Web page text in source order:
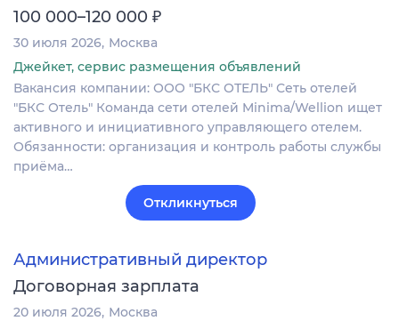
100 000–120 000 ₽
30 июля 2026 Москва
Джейкет, сервис размещения объявлений
Вакансия компании: ООО "БКС ОТЕЛЬ" Сеть отелей
"БКС Отель" Команда сети отелей Minima/Wellion ищет
активного и инициативного управляющего отелем.
Обязанности: организация и контроль работы службы
приёма…
Откликнуться
Административный директор
Договорная зарплата
20 июля 2026 Москва